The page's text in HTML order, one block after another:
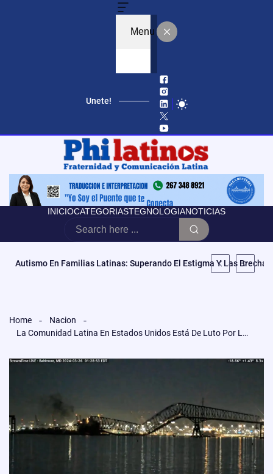
Menu
Unete!
INICIOCATEGORIASTEGNOLOGIANOTICIAS
«No Es Vencer Tus Cargas, Es Abrazarlas»: Mila La Morena
Home
Nacion
La Comunidad Latina En Estados Unidos Está De Luto Por La Muerte De 6 Trabajadores Latinos En Baltimore